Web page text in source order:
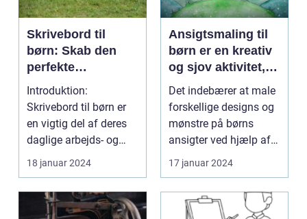
Skrivebord til
børn: Skab den
perfekte
arbejdsplads til dit
barn
Introduktion:
Skrivebord til børn er
en vigtig del af deres
daglige arbejds- og
læringsmiljø. Et ve...
18 januar 2024
Ansigtsmaling til
børn er en kreativ
og sjov aktivitet,
der giver dem
mulighed for at
udtrykke deres
fantasi og
personlighed
Det indebærer at male
forskellige designs og
mønstre på børns
ansigter ved hjælp af
specielle ansigt...
17 januar 2024